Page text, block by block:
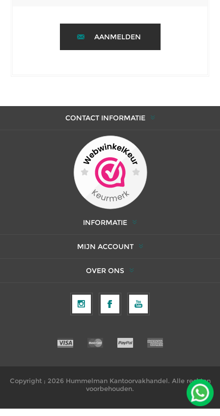
AANMELDEN
CONTACT INFORMATIE
INFORMATIE
MIJN ACCOUNT
OVER ONS
Copyright ; 2026 Hummelman Kantoorvakhandel. Alle rechten
voorbehouden.